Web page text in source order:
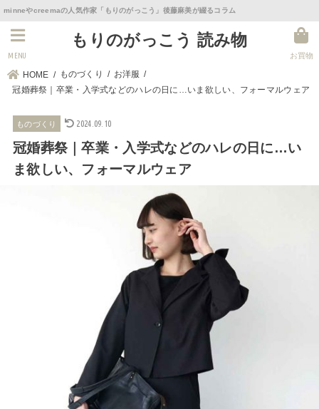
minneやcreemaの人気作家「もりのがっこう」後藤麻美が綴るコラム
もりのがっこう 読み物
お買物
MENU
HOME ものづくり
お洋服
冠婚葬祭｜卒業・入学式などのハレの日に…いま欲しい、フォーマルウェア
ものづくり 2024.09.10
冠婚葬祭｜卒業・入学式などのハレの日に…い
ま欲しい、フォーマルウェア